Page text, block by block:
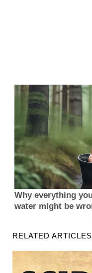
RELATED ARTICLES